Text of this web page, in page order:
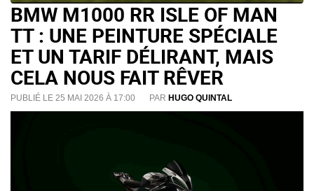
BMW M1000 RR ISLE OF MAN
TT : UNE PEINTURE SPÉCIALE
ET UN TARIF DÉLIRANT, MAIS
CELA NOUS FAIT RÊVER
PUBLIÉ LE 25 MAI 2026 À 17:00 PAR HUGO QUINTAL